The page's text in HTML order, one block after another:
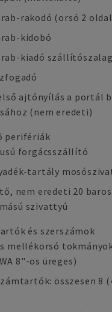
rakodó (orsó 2
kidobó
kiadó szállítószalag
ajtónyílás a portál
(nem eredeti)
perifériák
forgácsszállító
tartály
nem eredeti 20 baros
szivattyú
és szerszámok
mellékorsó
8"-os üreges)
összesen 8